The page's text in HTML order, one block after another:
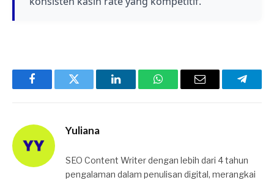
FacebookTwitter LinkedInWhatsAppEmail
Yuliana
SEO Content Writer dengan lebih dari 4 tahun
pengalaman dalam penulisan digital, merangkai